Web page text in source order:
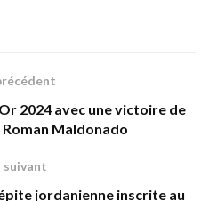
2024 avec une victoire de
Maldonado
suivant
jordanienne inscrite au